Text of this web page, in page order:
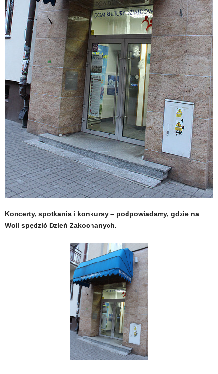
Koncerty, spotkania i konkursy – podpowiadamy, gdzie na
Woli spędzić Dzień Zakochanych.